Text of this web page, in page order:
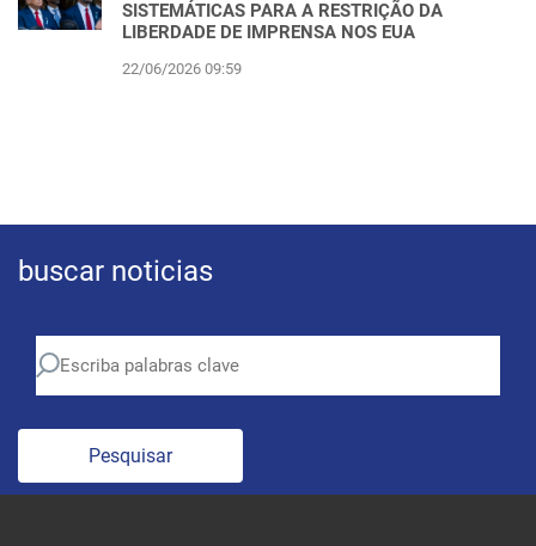
SISTEMÁTICAS PARA A RESTRIÇÃO DA
LIBERDADE DE IMPRENSA NOS EUA
22/06/2026 09:59
buscar noticias
Pesquisar